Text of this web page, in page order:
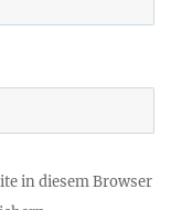
in diesem Browser